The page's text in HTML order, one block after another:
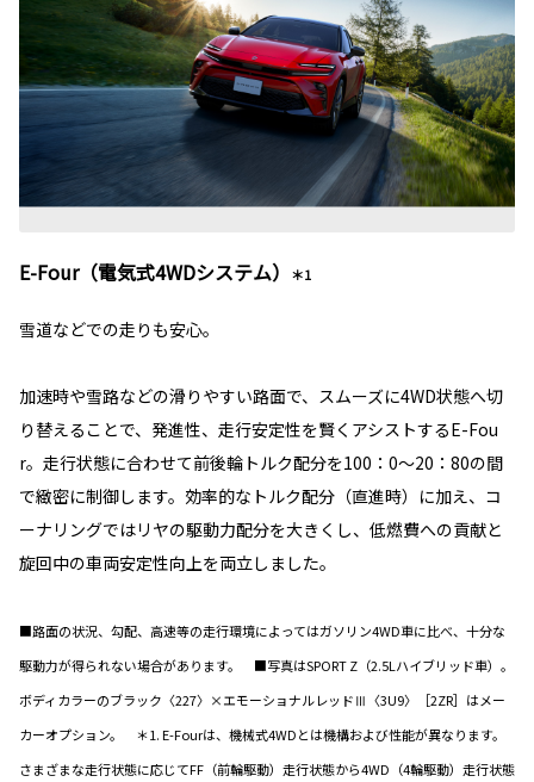
E-Four（電気式4WDシステム） ＊1
雪道などでの走りも安心。
加速時や雪路などの滑りやすい路面で、スムーズに4WD状態へ切
り替えることで、発進性、走行安定性を賢くアシストするE-Fou
r。走行状態に合わせて前後輪トルク配分を100：0～20：80の間
で緻密に制御します。効率的なトルク配分（直進時）に加え、コ
ーナリングではリヤの駆動力配分を大きくし、低燃費への貢献と
旋回中の車両安定性向上を両立しました。
■路面の状況、勾配、高速等の走行環境によってはガソリン4WD車に比べ、十分な
駆動力が得られない場合があります。 ■写真はSPORT Z（2.5Lハイブリッド車）。
ボディカラーのブラック〈227〉×エモーショナルレッドⅢ〈3U9〉［2ZR］はメー
カーオプション。 ＊1. E-Fourは、機械式4WDとは機構および性能が異なります。
さまざまな走行状態に応じてFF（前輪駆動）走行状態から4WD（4輪駆動）走行状態